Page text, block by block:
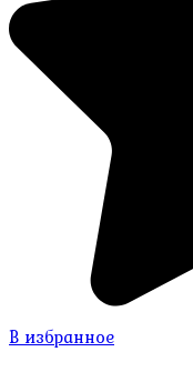
В избранное